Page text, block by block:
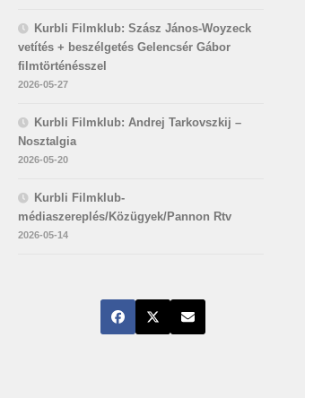
Kurbli Filmklub: Szász János-Woyzeck
vetítés + beszélgetés Gelencsér Gábor
filmtörténésszel
2026-05-27
Kurbli Filmklub: Andrej Tarkovszkij –
Nosztalgia
2026-05-20
Kurbli Filmklub-
médiaszereplés/Közügyek/Pannon Rtv
2026-05-14